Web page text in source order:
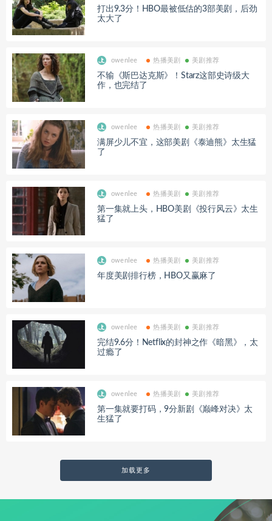
打出9.3分！HBO最被低估的3部美剧，后劲
太大了
owenlee 热播美剧 美剧推荐
不输《斯巴达克斯》！Starz这部史诗级大
作，也完结了
owenlee 热播美剧 美剧推荐
满屏少儿不宜，这部美剧《泰迪熊》太生猛
了
owenlee 热播美剧 美剧推荐
第一集就上头，HBO美剧《投行风云》太生
猛了
owenlee 热播美剧 美剧推荐
年度美剧排行榜，HBO又赢麻了
owenlee 热播美剧 美剧推荐
完结9.6分！Netflix的封神之作《暗黑》，太
过瘾了
owenlee 热播美剧 美剧推荐
第一集就要打码，9分新剧《巅峰对决》太
生猛了
加载更多